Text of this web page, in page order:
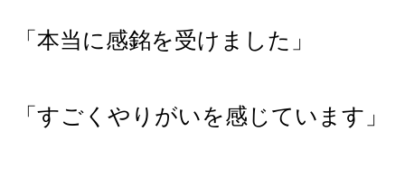
「本当に感銘を受けました」
「すごくやりがいを感じています」